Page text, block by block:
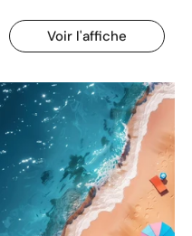
Voir l'affiche